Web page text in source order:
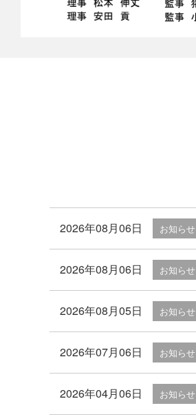
2026年08月06日 お知らせ
2026年08月06日 お知らせ
2026年08月05日 お知らせ
2026年07月06日 お知らせ
2026年04月06日 お知らせ